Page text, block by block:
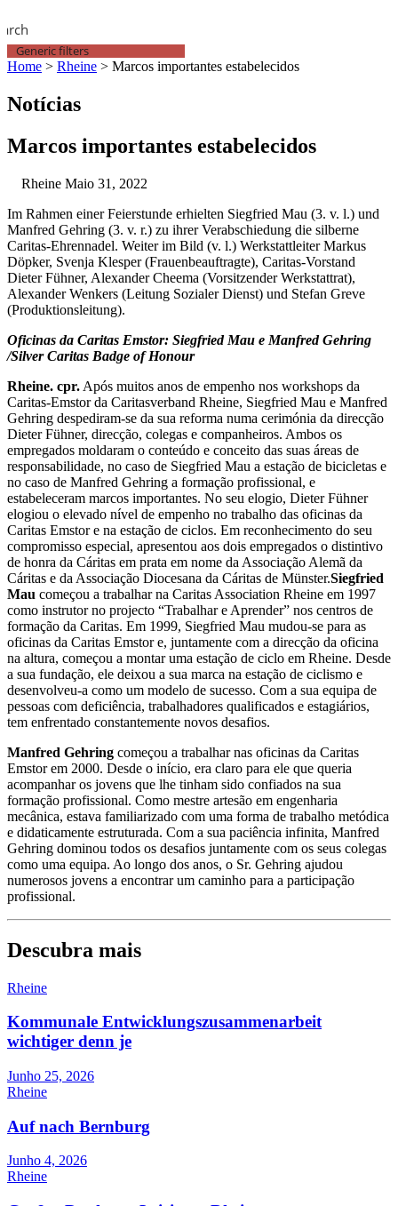
Generic filters
Home > Rheine > Marcos importantes estabelecidos
Notícias
Marcos importantes estabelecidos
Rheine Maio 31, 2022
Im Rahmen einer Feierstunde erhielten Siegfried Mau (3. v. l.) und
Manfred Gehring (3. v. r.) zu ihrer Verabschiedung die silberne
Caritas-Ehrennadel. Weiter im Bild (v. l.) Werkstattleiter Markus
Döpker, Svenja Klesper (Frauenbeauftragte), Caritas-Vorstand
Dieter Fühner, Alexander Cheema (Vorsitzender Werkstattrat),
Alexander Wenkers (Leitung Sozialer Dienst) und Stefan Greve
(Produktionsleitung).
Oficinas da Caritas Emstor: Siegfried Mau e Manfred Gehring
/Silver Caritas Badge of Honour
Rheine. cpr. Após muitos anos de empenho nos workshops da
Caritas-Emstor da Caritasverband Rheine, Siegfried Mau e Manfred
Gehring despediram-se da sua reforma numa cerimónia da direcção
Dieter Fühner, direcção, colegas e companheiros. Ambos os
empregados moldaram o conteúdo e conceito das suas áreas de
responsabilidade, no caso de Siegfried Mau a estação de bicicletas e
no caso de Manfred Gehring a formação profissional, e
estabeleceram marcos importantes. No seu elogio, Dieter Fühner
elogiou o elevado nível de empenho no trabalho das oficinas da
Caritas Emstor e na estação de ciclos. Em reconhecimento do seu
compromisso especial, apresentou aos dois empregados o distintivo
de honra da Cáritas em prata em nome da Associação Alemã da
Cáritas e da Associação Diocesana da Cáritas de Münster.Siegfried
Mau começou a trabalhar na Caritas Association Rheine em 1997
como instrutor no projecto “Trabalhar e Aprender” nos centros de
formação da Caritas. Em 1999, Siegfried Mau mudou-se para as
oficinas da Caritas Emstor e, juntamente com a direcção da oficina
na altura, começou a montar uma estação de ciclo em Rheine. Desde
a sua fundação, ele deixou a sua marca na estação de ciclismo e
desenvolveu-a como um modelo de sucesso. Com a sua equipa de
pessoas com deficiência, trabalhadores qualificados e estagiários,
tem enfrentado constantemente novos desafios.
Manfred Gehring começou a trabalhar nas oficinas da Caritas
Emstor em 2000. Desde o início, era claro para ele que queria
acompanhar os jovens que lhe tinham sido confiados na sua
formação profissional. Como mestre artesão em engenharia
mecânica, estava familiarizado com uma forma de trabalho metódica
e didaticamente estruturada. Com a sua paciência infinita, Manfred
Gehring dominou todos os desafios juntamente com os seus colegas
como uma equipa. Ao longo dos anos, o Sr. Gehring ajudou
numerosos jovens a encontrar um caminho para a participação
profissional.
Descubra mais
Rheine
Kommunale Entwicklungszusammenarbeit
wichtiger denn je
Junho 25, 2026
Rheine
Auf nach Bernburg
Junho 4, 2026
Rheine